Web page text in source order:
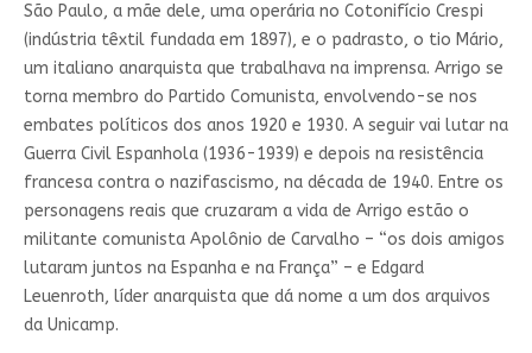
São Paulo, a mãe dele, uma operária no Cotonifício Crespi
(indústria têxtil fundada em 1897), e o padrasto, o tio Mário,
um italiano anarquista que trabalhava na imprensa. Arrigo se
torna membro do Partido Comunista, envolvendo-se nos
embates políticos dos anos 1920 e 1930. A seguir vai lutar na
Guerra Civil Espanhola (1936-1939) e depois na resistência
francesa contra o nazifascismo, na década de 1940. Entre os
personagens reais que cruzaram a vida de Arrigo estão o
militante comunista Apolônio de Carvalho – “os dois amigos
lutaram juntos na Espanha e na França” – e Edgard
Leuenroth, líder anarquista que dá nome a um dos arquivos
da Unicamp.